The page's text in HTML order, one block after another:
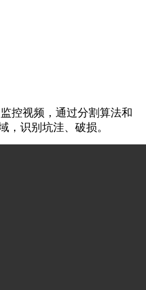
视频，通过分割算法和
，识别坑洼、破损。